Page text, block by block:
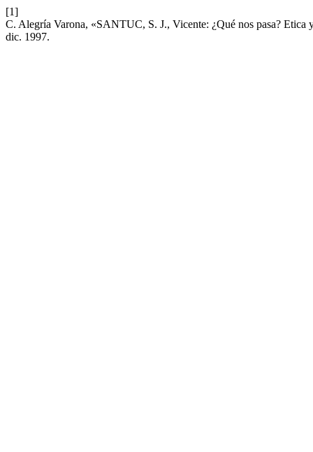
[1]
C. Alegría Varona, «SANTUC, S. J., Vicente: ¿Qué nos pasa?
dic. 1997.